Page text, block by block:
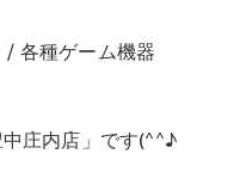
各種ゲーム機器
庄内店」です(^^♪